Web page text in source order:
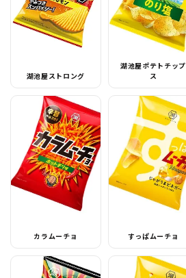
湖池屋ストロング
湖池屋ポテトチップ
ス
カラムーチョ すっぱムーチョ